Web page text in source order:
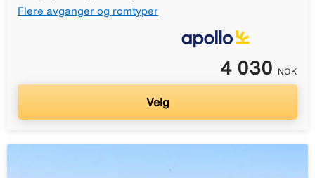
Flere avganger og romtyper
4 030 NOK
Velg